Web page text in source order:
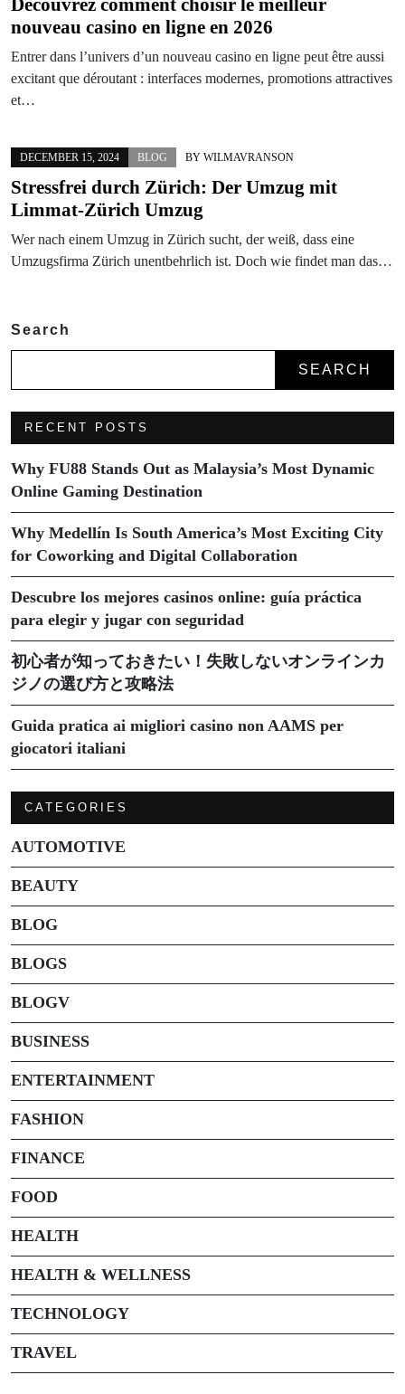
nouveau casino en ligne en 2026
Entrer dans l’univers d’un nouveau casino en ligne peut être aussi
excitant que déroutant : interfaces modernes, promotions attractives
et…
DECEMBER 15, 2024 BLOG BY WILMAVRANSON
Stressfrei durch Zürich: Der Umzug mit
Limmat-Zürich Umzug
Wer nach einem Umzug in Zürich sucht, der weiß, dass eine
Umzugsfirma Zürich unentbehrlich ist. Doch wie findet man das…
Search
SEARCH
RECENT POSTS
Why FU88 Stands Out as Malaysia’s Most Dynamic
Online Gaming Destination
Why Medellín Is South America’s Most Exciting City
for Coworking and Digital Collaboration
Descubre los mejores casinos online: guía práctica
para elegir y jugar con seguridad
初心者が知っておきたい！失敗しないオンラインカ
ジノの選び方と攻略法
Guida pratica ai migliori casino non AAMS per
giocatori italiani
CATEGORIES
AUTOMOTIVE
BEAUTY
BLOG
BLOGS
BLOGV
BUSINESS
ENTERTAINMENT
FASHION
FINANCE
FOOD
HEALTH
HEALTH & WELLNESS
TECHNOLOGY
TRAVEL